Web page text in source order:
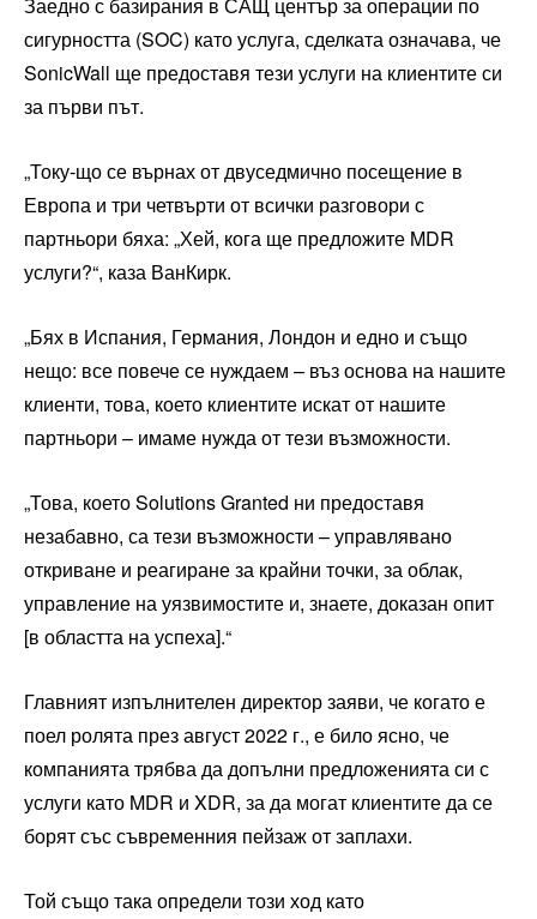
Заедно с базирания в САЩ център за операции по
сигурността (SOC) като услуга, сделката означава, че
SonicWall ще предоставя тези услуги на клиентите си
за първи път.
„Току-що се върнах от двуседмично посещение в
Европа и три четвърти от всички разговори с
партньори бяха: „Хей, кога ще предложите MDR
услуги?“, каза ВанКирк.
„Бях в Испания, Германия, Лондон и едно и също
нещо: все повече се нуждаем – въз основа на нашите
клиенти, това, което клиентите искат от нашите
партньори – имаме нужда от тези възможности.
„Това, което Solutions Granted ни предоставя
незабавно, са тези възможности – управлявано
откриване и реагиране за крайни точки, за облак,
управление на уязвимостите и, знаете, доказан опит
[в областта на успеха].“
Главният изпълнителен директор заяви, че когато е
поел ролята през август 2022 г., е било ясно, че
компанията трябва да допълни предложенията си с
услуги като MDR и XDR, за да могат клиентите да се
борят със съвременния пейзаж от заплахи.
Той също така определи този ход като